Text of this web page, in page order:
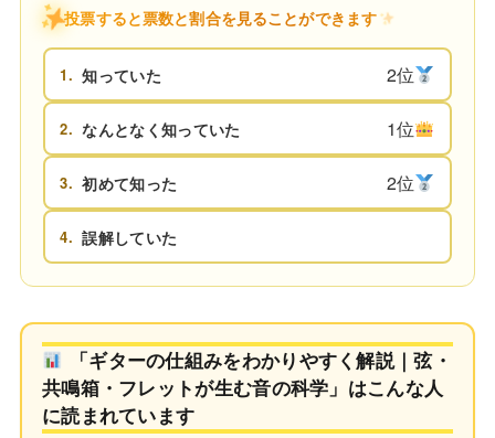
投票すると票数と割合を見ることができます
1. 知っていた 2位
2. なんとなく知っていた 1位
3. 初めて知った 2位
4. 誤解していた
「ギターの仕組みをわかりやすく解説｜弦・
共鳴箱・フレットが生む音の科学」はこんな人
に読まれています